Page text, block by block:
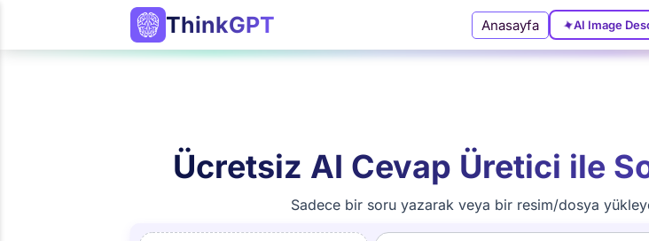
ThinkGPT Anasayfa ✦AI Image
Ücretsiz AI Cevap Üretici ile
Sadece bir soru yazarak veya bir resim/dosya